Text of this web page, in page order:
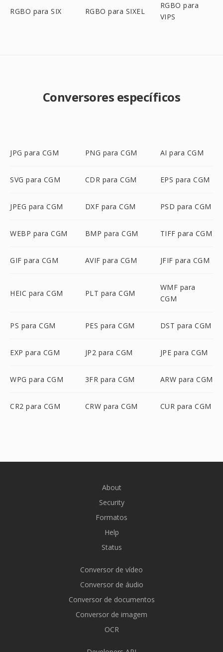
RGBO para SIX RGBO para SIXEL
RGBO para
VIPS
Conversores específicos
JPG para CGM PNG para CGM AI para CGM
SVG para CGM CDR para CGM EPS para CGM
JPEG para CGM DXF para CGM PSD para CGM
WEBP para CGM BMP para CGM TIFF para CGM
GIF para CGM AVIF para CGM JFIF para CGM
HEIC para CGM PLT para CGM
WMF para
CGM
PS para CGM PES para CGM DST para CGM
EXP para CGM JP2 para CGM JPE para CGM
WPG para CGM 3FR para CGM ARW para CGM
CR2 para CGM CRW para CGM CUR para CGM
About
Security
Formatos
Help
Status
Conversor de vídeo
Conversor de áudio
Conversor de documentos
Conversor de imagem
OCR